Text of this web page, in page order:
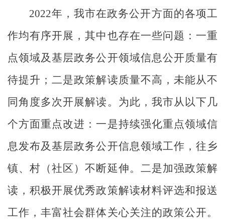
2022年，我市在政务公开方面的各项工
作均有序开展，其中也存在一些问题：一重
点领域及基层政务公开领域信息公开质量有
待提升；二是政策解读质量不高，未能从不
同角度多次开展解读。为此，我市从以下几
个方面重点改进：一是持续强化重点领域信
息发布及基层政务公开信息领域工作，往乡
镇、村（社区）不断延伸。二是加强政策解
读，积极开展优秀政策解读材料评选和报送
工作，丰富社会群体关心关注的政策公开。